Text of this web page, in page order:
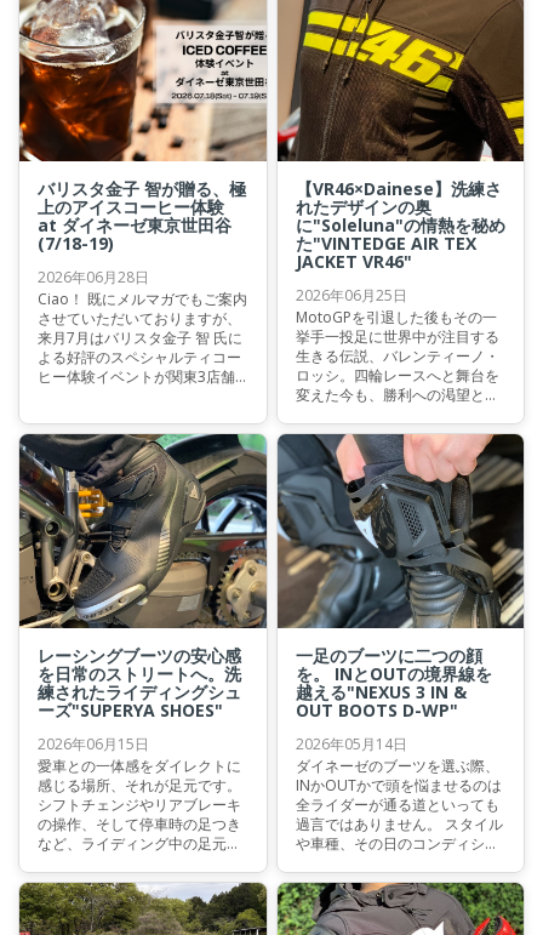
バリスタ金子 智が贈る、極
上のアイスコーヒー体験
at ダイネーゼ東京世田谷
(7/18-19)
2026年06月28日
Ciao！ 既にメルマガでもご案内
させていただいておりますが、
来月7月はバリスタ金子 智 氏に
よる好評のスペシャルティコー
ヒー体験イベントが関東3店舗
なります。
【VR46×Dainese】洗練さ
れたデザインの奥
に"Soleluna"の情熱を秘め
た"VINTEDGE AIR TEX
JACKET VR46"
2026年06月25日
MotoGPを引退した後もその一
挙手一投足に世界中が注目する
生きる伝説、バレンティーノ・
ロッシ。四輪レースへと舞台を
変えた今も、勝利への渇望とレ
は、私たちを魅了して止みませ
ん。 今回そんなバレンティー
ノ・ロッシ選手とダイネーゼが
コラボしたVR46×Daineseコラ
ボコレクションが入荷いたしま
したので、ご紹介致します。
レーシングブーツの安心感
を日常のストリートへ。洗
練されたライディングシュ
ーズ"SUPERYA SHOES"
2026年06月15日
愛車との一体感をダイレクトに
感じる場所、それが足元です。
シフトチェンジやリアブレーキ
の操作、そして停車時の足つき
など、ライディング中の足元は
す。 だからこそ妥協したくない
シューズ選びにおいて、今もっ
ともおすすめしたいの
一足のブーツに二つの顔
を。 INとOUTの境界線を
越える"NEXUS 3 IN &
OUT BOOTS D-WP"
2026年05月14日
ダイネーゼのブーツを選ぶ際、
INかOUTかで頭を悩ませるのは
全ライダーが通る道といっても
過言ではありません。 スタイル
や車種、その日のコンディショ
自在に変えられたら最高ですよ
ね。